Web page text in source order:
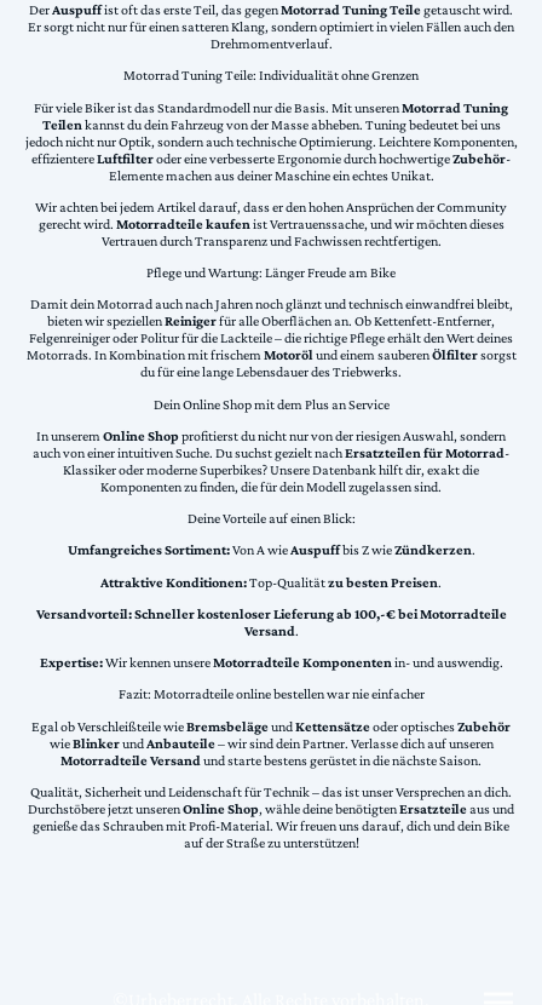
DerAuspuffist oft das erste Teil, das gegenMotorrad Tuning Teilegetauscht wird.
Er sorgt nicht nur für einen satteren Klang, sondern optimiert in vielen Fällen auch den
Drehmomentverlauf.
Motorrad Tuning Teile: Individualität ohne Grenzen
Für viele Biker ist das Standardmodell nur die Basis. Mit unserenMotorrad Tuning
Teilen kannst du dein Fahrzeug von der Masse abheben. Tuning bedeutet bei uns
jedoch nicht nur Optik, sondern auch technische Optimierung. Leichtere Komponenten,
effizientereLuftfilteroder eine verbesserte Ergonomie durch hochwertigeZubehör-
Elemente machen aus deiner Maschine ein echtes Unikat.
Wir achten bei jedem Artikel darauf, dass er den hohen Ansprüchen der Community
gerecht wird. Motorradteile kaufen ist Vertrauenssache, und wir möchten dieses
Vertrauen durch Transparenz und Fachwissen rechtfertigen.
Pflege und Wartung: Länger Freude am Bike
Damit dein Motorrad auch nach Jahren noch glänzt und technisch einwandfrei bleibt,
bieten wir speziellenReinigerfür alle Oberflächen an. Ob Kettenfett-Entferner,
Felgenreiniger oder Politur für die Lackteile – die richtige Pflege erhält den Wert deines
Motorrads. In Kombination mit frischemMotorölund einem sauberenÖlfiltersorgst
du für eine lange Lebensdauer des Triebwerks.
Dein Online Shop mit dem Plus an Service
In unserem Online Shopprofitierst du nicht nur von der riesigen Auswahl, sondern
auch von einer intuitiven Suche. Du suchst gezielt nachErsatzteilen für Motorrad-
Klassiker oder moderne Superbikes? Unsere Datenbank hilft dir, exakt die
Komponenten zu finden, die für dein Modell zugelassen sind.
Deine Vorteile auf einen Blick:
Umfangreiches Sortiment:Von A wieAuspuffbis Z wieZündkerzen.
Attraktive Konditionen:Top-Qualitätzu besten Preisen.
Versandvorteil:Schneller kostenloser Lieferung ab 100,-€ bei Motorradteile
Versand.
Expertise:Wir kennen unsereMotorradteile Komponentenin- und auswendig.
Fazit: Motorradteile online bestellen war nie einfacher
Egal ob Verschleißteile wieBremsbelägeundKettensätzeoder optischesZubehör
wieBlinkerundAnbauteile– wir sind dein Partner. Verlasse dich auf unseren
Motorradteile Versand und starte bestens gerüstet in die nächste Saison.
Qualität, Sicherheit und Leidenschaft für Technik – das ist unser Versprechen an dich.
Durchstöbere jetzt unserenOnline Shop, wähle deine benötigtenErsatzteileaus und
genieße das Schrauben mit Profi-Material. Wir freuen uns darauf, dich und dein Bike
auf der Straße zu unterstützen!